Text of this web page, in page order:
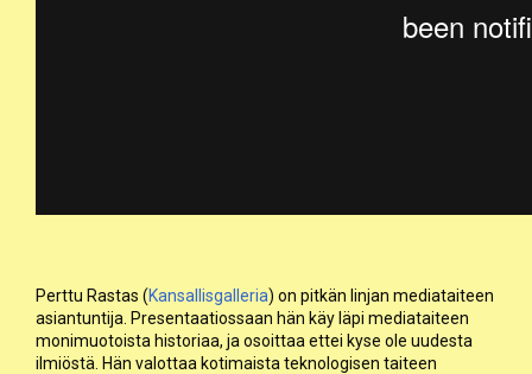
Perttu Rastas (Kansallisgalleria) on pitkän linjan mediataiteen
asiantuntija. Presentaatiossaan hän käy läpi mediataiteen
monimuotoista historiaa, ja osoittaa ettei kyse ole uudesta
ilmiöstä. Hän valottaa kotimaista teknologisen taiteen